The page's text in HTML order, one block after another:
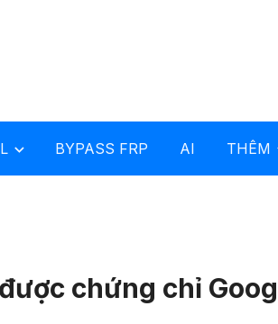
BYPASS FRP AI THÊM
chứng chỉ